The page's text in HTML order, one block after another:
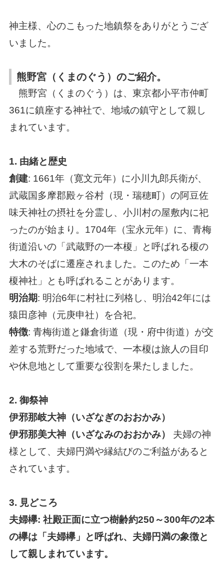
神主様、心のこもった地鎮祭をありがとうござ
いました。
熊野宮（くまのぐう）のご紹介。
熊野宮（くまのぐう）は、東京都小平市仲町
361に鎮座する神社で、地域の鎮守として親し
まれています。
1. 由緒と歴史
創建: 1661年（寛文元年）に小川九郎兵衛が、
武蔵国多摩郡殿ヶ谷村（現・瑞穂町）の阿豆佐
味天神社の摂社を分霊し、小川村の屋敷内に祀
ったのが始まり。1704年（宝永元年）に、青梅
街道沿いの「武蔵野の一本榎」と呼ばれる榎の
大木のそばに遷座されました。このため「一本
榎神社」とも呼ばれることがあります。
明治期: 明治6年に村社に列格し、明治42年には
猿田彦神（元庚申社）を合祀。
特徴: 青梅街道と鎌倉街道（現・府中街道）が交
差する荒野だった地域で、一本榎は旅人の目印
や休息地として重要な役割を果たしました。
2. 御祭神
伊邪那岐大神（いざなぎのおおかみ）
伊邪那美大神（いざなみのおおかみ）
夫婦の神
様として、夫婦円満や縁結びのご利益があると
されています。
3. 見どころ
夫婦欅: 社殿正面に立つ樹齢約250～300年の2本
の欅は「夫婦欅」と呼ばれ、夫婦円満の象徴と
して親しまれています。